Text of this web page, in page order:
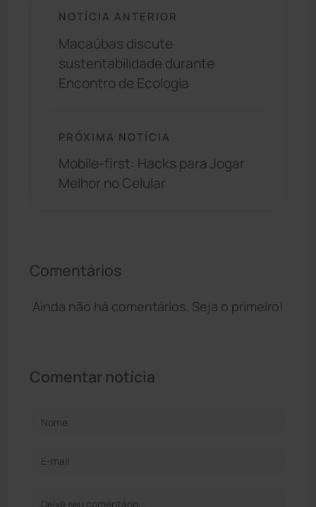
NOTÍCIA ANTERIOR
Macaúbas discute
sustentabilidade durante
Encontro de Ecologia
PRÓXIMA NOTÍCIA
Mobile-first: Hacks para Jogar
Melhor no Celular
Comentários
Ainda não há comentários. Seja o primeiro!
Comentar notícia